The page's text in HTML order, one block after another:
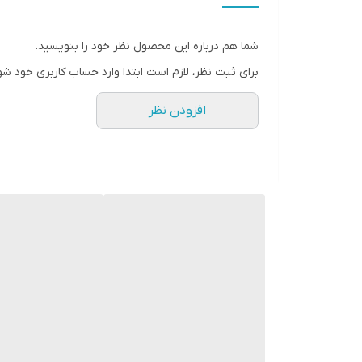
شما هم درباره این محصول نظر خود را بنویسید.
برای ثبت نظر، لازم است ابتدا وارد حساب کاربری خود
افزودن نظر